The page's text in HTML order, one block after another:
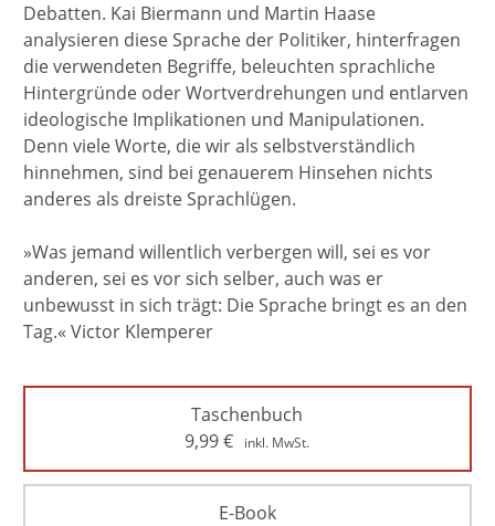
Debatten. Kai Biermann und Martin Haase
analysieren diese Sprache der Politiker, hinterfragen
die verwendeten Begriffe, beleuchten sprachliche
Hintergründe oder Wortverdrehungen und entlarven
ideologische Implikationen und Manipulationen.
Denn viele Worte, die wir als selbstverständlich
hinnehmen, sind bei genauerem Hinsehen nichts
anderes als dreiste Sprachlügen.
»Was jemand willentlich verbergen will, sei es vor
anderen, sei es vor sich selber, auch was er
unbewusst in sich trägt: Die Sprache bringt es an den
Tag.« Victor Klemperer
Taschenbuch
9,99€ inkl. MwSt.
E-Book